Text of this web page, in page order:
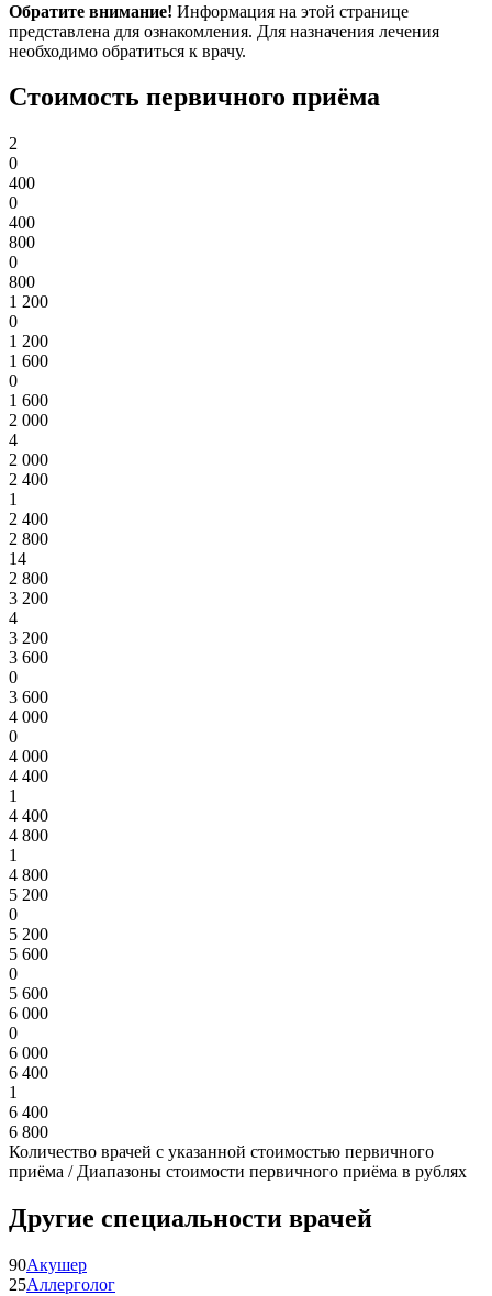
Обратите внимание! Информация на этой странице
представлена для ознакомления. Для назначения лечения
необходимо обратиться к врачу.
Стоимость первичного приёма
2
0
400
0
400
800
0
800
1 200
0
1 200
1 600
0
1 600
2 000
4
2 000
2 400
1
2 400
2 800
14
2 800
3 200
4
3 200
3 600
0
3 600
4 000
0
4 000
4 400
1
4 400
4 800
1
4 800
5 200
0
5 200
5 600
0
5 600
6 000
0
6 000
6 400
1
6 400
6 800
Количество врачей с указанной стоимостью первичного
приёма / Диапазоны стоимости первичного приёма в рублях
Другие специальности врачей
90Акушер
25Аллерголог